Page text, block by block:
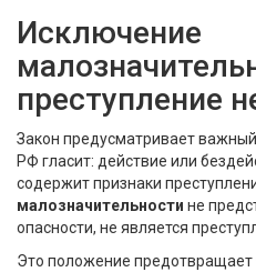
Исключение
преступление
Закон предусматривает
РФ гласит: действие или
содержит признаки
малозначительности не
опасности, не является
Это положение